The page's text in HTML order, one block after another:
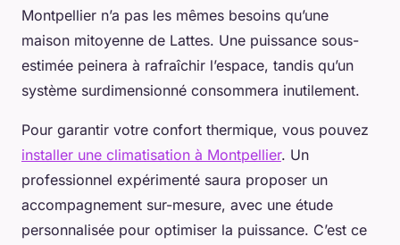
Montpellier n’a pas les mêmes besoins qu’une
maison mitoyenne de Lattes. Une puissance sous-
estimée peinera à rafraîchir l’espace, tandis qu’un
système surdimensionné consommera inutilement.
Pour garantir votre confort thermique, vous pouvez
installer une climatisation à Montpellier. Un
professionnel expérimenté saura proposer un
accompagnement sur-mesure, avec une étude
personnalisée pour optimiser la puissance. C’est ce